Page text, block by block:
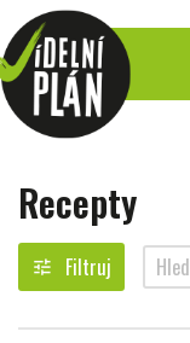
Recepty
tune Filtruj